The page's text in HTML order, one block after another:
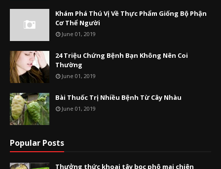
Khám Phá Thú Vị Về Thực Phẩm Giống Bộ Phận
Cơ Thể Người
June 01, 2019
24 Triệu Chứng Bệnh Bạn Không Nên Coi
Thường
June 01, 2019
Bài Thuốc Trị Nhiều Bệnh Từ Cây Nhàu
June 01, 2019
Popular Posts
Thưởng thức khoai tây bọc phô mai chiên